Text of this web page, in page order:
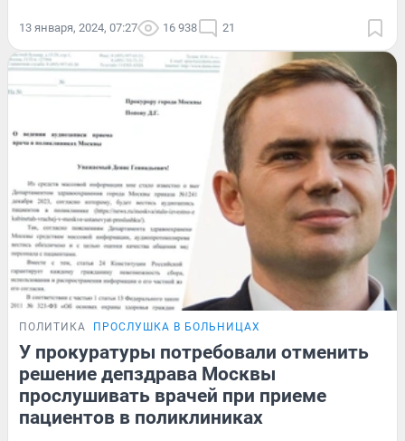
13 января, 2024, 07:27 16 938 21
ПОЛИТИКА ПРОСЛУШКА В БОЛЬНИЦАХ
У прокуратуры потребовали отменить
решение депздрава Москвы
прослушивать врачей при приеме
пациентов в поликлиниках